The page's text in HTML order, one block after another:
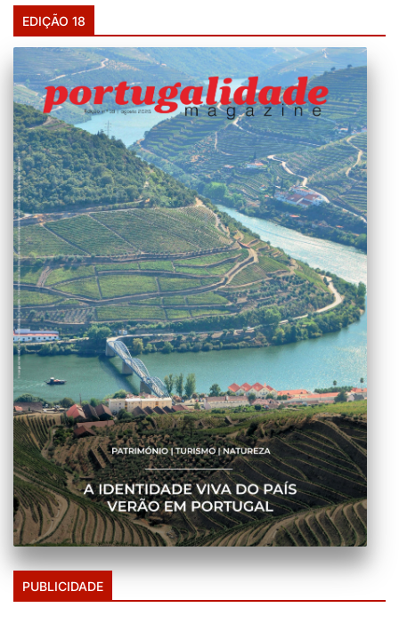
EDIÇÃO 18
PUBLICIDADE